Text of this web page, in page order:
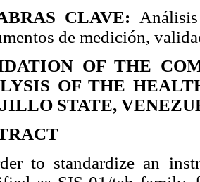
CLAVE:
de medición,
OF THE
OF THE
STATE,
to standardize an